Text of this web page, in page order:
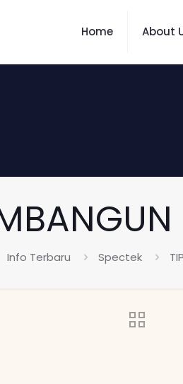
Home About
Info Terbaru Spectek